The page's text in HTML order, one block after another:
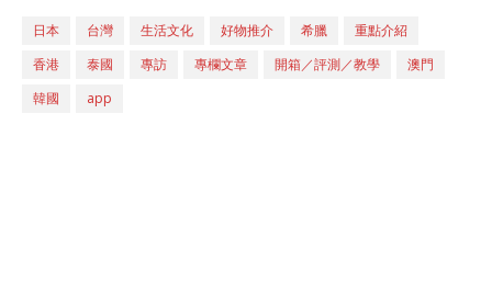
日本 台灣 生活文化 好物推介 希臘
重點介紹
香港
泰國 專訪 專欄文章 開箱／評測／教學
澳門
韓國
app